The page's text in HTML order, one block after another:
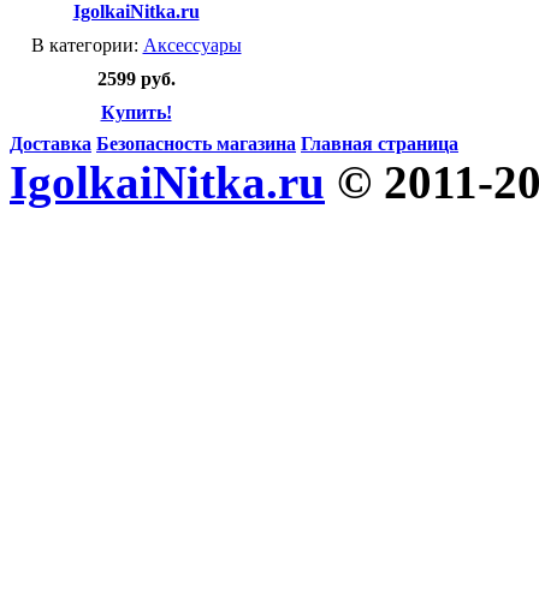
IgolkaiNitka.ru
В категории: Аксессуары
2599 руб.
Купить!
Доставка Безопасность магазина Главная страница
IgolkaiNitka.ru © 2011-